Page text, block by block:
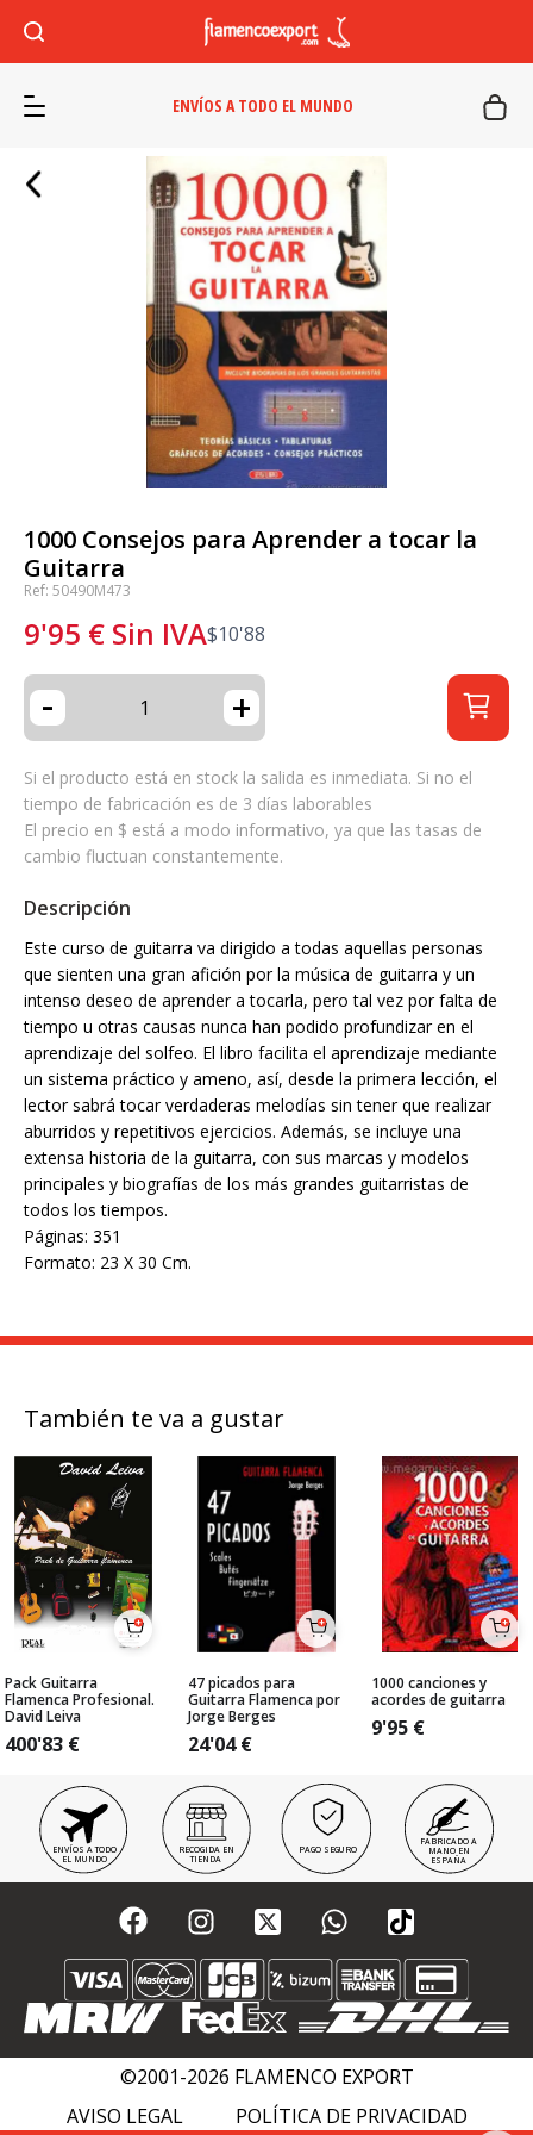
ENVÍOS A TODO EL MUNDO
1000 Consejos para Aprender a tocar la
Guitarra
Ref: 50490M473
9'95 € Sin IVA$10'88
- +
Si el producto está en stock la salida es inmediata. Si no el
tiempo de fabricación es de 3 días laborables
El precio en $ está a modo informativo, ya que las tasas de
cambio fluctuan constantemente.
Descripción
Este curso de guitarra va dirigido a todas aquellas personas
que sienten una gran afición por la música de guitarra y un
intenso deseo de aprender a tocarla, pero tal vez por falta de
tiempo u otras causas nunca han podido profundizar en el
aprendizaje del solfeo. El libro facilita el aprendizaje mediante
un sistema práctico y ameno, así, desde la primera lección, el
lector sabrá tocar verdaderas melodías sin tener que realizar
aburridos y repetitivos ejercicios. Además, se incluye una
extensa historia de la guitarra, con sus marcas y modelos
principales y biografías de los más grandes guitarristas de
todos los tiempos.
Páginas: 351
Formato: 23 X 30 Cm.
También te va a gustar
Pack Guitarra
Flamenca Profesional.
David Leiva
400'83 €
47 picados para
Guitarra Flamenca por
Jorge Berges
24'04€
1000 canciones y
acordes de guitarra
9'95 €
ENVÍOS A TODO
EL MUNDO
RECOGIDA EN
TIENDA
PAGO SEGURO
FABRICADO A
MANO EN
ESPAÑA
©2001-2026 FLAMENCO EXPORT
AVISO LEGAL
POLÍTICA DE PRIVACIDAD